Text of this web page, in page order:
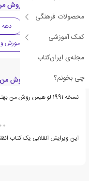
محصولات فرهنگی
کمک آموزشی
مجله‌ی ایران‌کتاب
چی بخونم؟
دسته بندی های کتاب روش
دهه 1920 میلادی
کتاب مرجع
آموزش
نکوداشت های کتاب روش من
نسخه 1991 لو هیس روش من بهترین کتاب در زبان انگلیسی است.
این ویرایش انقلابی یک کتاب